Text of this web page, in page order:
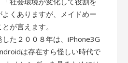
くありますが、メイドめー
が言えます。
した２００８年は、iPhone3G
は存在すら怪しい時代で